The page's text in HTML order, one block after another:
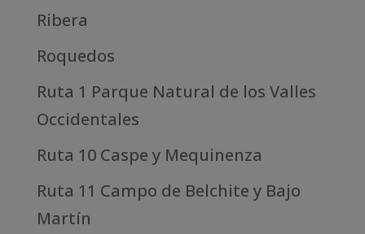
Ribera
Roquedos
Ruta 1 Parque Natural de los Valles
Occidentales
Ruta 10 Caspe y Mequinenza
Ruta 11 Campo de Belchite y Bajo
Martín